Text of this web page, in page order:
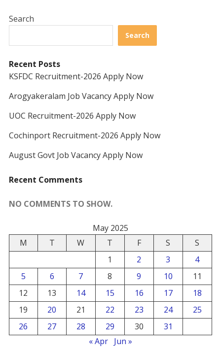
Search
Search
Recent Posts
KSFDC Recruitment-2026 Apply Now
Arogyakeralam Job Vacancy Apply Now
UOC Recruitment-2026 Apply Now
Cochinport Recruitment-2026 Apply Now
August Govt Job Vacancy Apply Now
Recent Comments
NO COMMENTS TO SHOW.
May 2025
M
T W T F S
S
1
2 3
4
5
6 7 8 9 10
11
12
13 14 15 16 17
18
19
20 21 22 23 24
25
26
27 28 29 30
31
« Apr Jun »